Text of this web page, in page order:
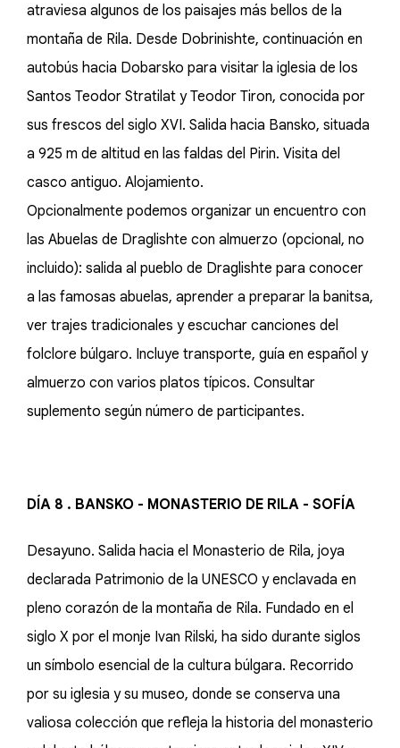
atraviesa algunos de los paisajes más bellos de la
montaña de Rila. Desde Dobrinishte, continuación en
autobús hacia Dobarsko para visitar la iglesia de los
Santos Teodor Stratilat y Teodor Tiron, conocida por
sus frescos del siglo XVI. Salida hacia Bansko, situada
a 925 m de altitud en las faldas del Pirin. Visita del
casco antiguo. Alojamiento.
Opcionalmente podemos organizar un encuentro con
las Abuelas de Draglishte con almuerzo (opcional, no
incluido): salida al pueblo de Draglishte para conocer
a las famosas abuelas, aprender a preparar la banitsa,
ver trajes tradicionales y escuchar canciones del
folclore búlgaro. Incluye transporte, guía en español y
almuerzo con varios platos típicos. Consultar
suplemento según número de participantes.
DÍA 8 . BANSKO - MONASTERIO DE RILA - SOFÍA
Desayuno. Salida hacia el Monasterio de Rila, joya
declarada Patrimonio de la UNESCO y enclavada en
pleno corazón de la montaña de Rila. Fundado en el
siglo X por el monje Ivan Rilski, ha sido durante siglos
un símbolo esencial de la cultura búlgara. Recorrido
por su iglesia y su museo, donde se conserva una
valiosa colección que refleja la historia del monasterio